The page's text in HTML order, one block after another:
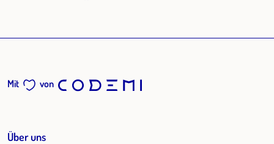
Mit von
Über uns